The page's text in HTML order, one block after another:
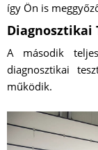
így Ön is
Diagnosztikai
A második
diagnosztikai
működik.